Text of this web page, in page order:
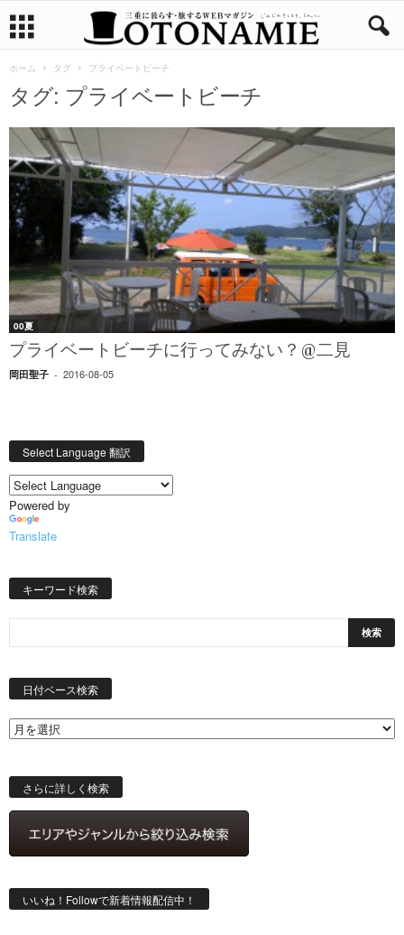
ホーム タグ プライベートビーチ
タグ: プライベートビーチ
00夏
プライベートビーチに行ってみない？@二見
岡田聖子 - 2016-08-05
Select Language 翻訳
Powered by
Translate
キーワード検索
日付ベース検索
さらに詳しく検索
いいね！Followで新着情報配信中！